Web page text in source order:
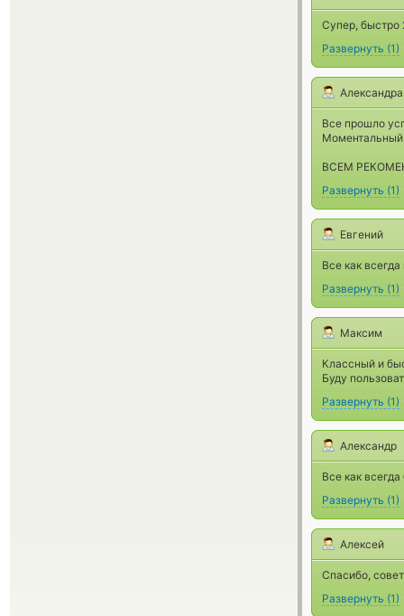
Супер, быстро
Развернуть (1)
Александра
Все прошло
ВСЕМ
Развернуть (1)
Евгений
Все как
Развернуть (1)
Максим
Классный и
Буду
Развернуть (1)
Александр
Все как
Развернуть (1)
Алексей
Спасибо,
Развернуть (1)